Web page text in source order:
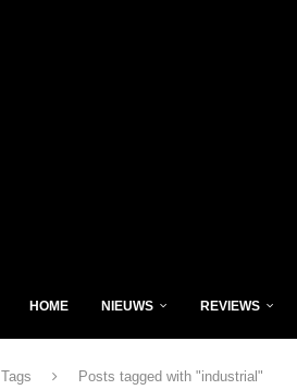
HOME NIEUWS REVIEWS
Tags Posts tagged with "industrial"